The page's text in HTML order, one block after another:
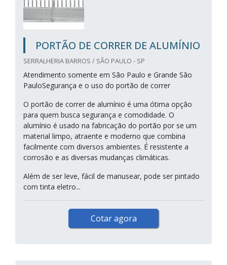
PORTÃO DE CORRER DE ALUMÍNIO
SERRALHERIA BARROS / SÃO PAULO - SP
Atendimento somente em São Paulo e Grande São
PauloSegurança e o uso do portão de correr
O portão de correr de alumínio é uma ótima opção
para quem busca segurança e comodidade. O
alumínio é usado na fabricação do portão por se um
material limpo, atraente e moderno que combina
facilmente com diversos ambientes. É resistente a
corrosão e as diversas mudanças climáticas.
Além de ser leve, fácil de manusear, pode ser pintado
com tinta eletro...
Cotar agora